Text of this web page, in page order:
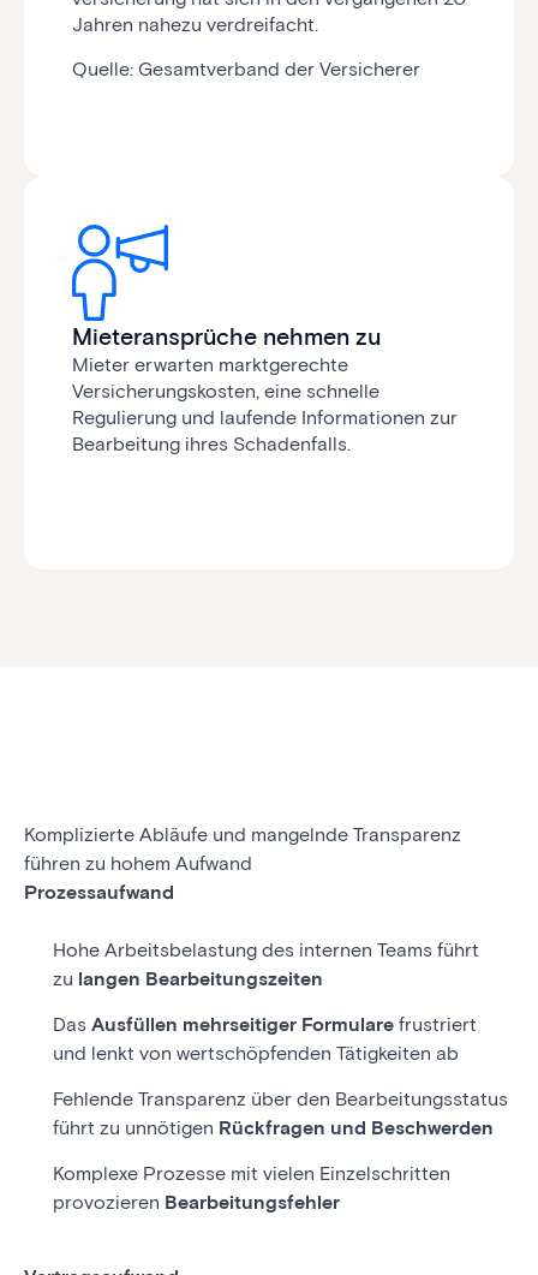
Jahren nahezu verdreifacht.
Quelle: Gesamtverband der Versicherer
Mieteransprüche nehmen zu
Mieter erwarten marktgerechte
Versicherungs­kosten, eine schnelle
Regulierung und laufende Informationen zur
Bearbeitung ihres Schadenfalls.
Komplizierte Abläufe und mangelnde Transparenz
führen zu hohem Aufwand
Prozessaufwand
Hohe Arbeitsbelastung des internen Teams führt
zu langen Bearbeitungszeiten
Das Ausfüllen mehrseitiger Formulare frustriert
und lenkt von wertschöpfenden Tätigkeiten ab
Fehlende Transparenz über den Bearbeitungsstatus
führt zu unnötigen Rückfragen und Beschwerden
Komplexe Prozesse mit vielen Einzelschritten
provozieren Bearbeitungsfehler